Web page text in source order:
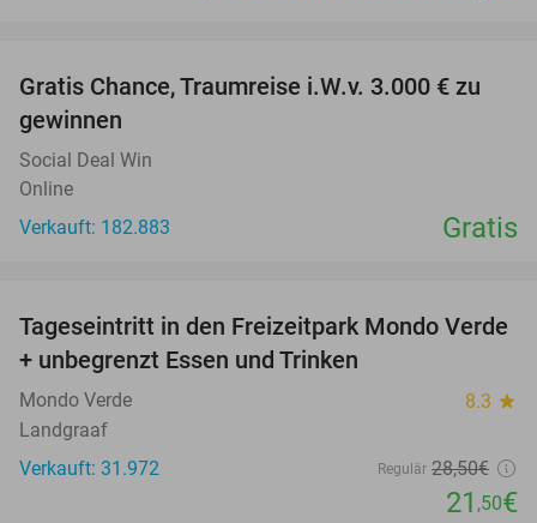
Gratis Chance, Traumreise i.W.v. 3.000 € zu
gewinnen
Social Deal Win
Online
Verkauft: 182.883
Gratis
25%
Tageseintritt in den Freizeitpark Mondo Verde
+ unbegrenzt Essen und Trinken
Mondo Verde 8.3 star
Landgraaf
Verkauft: 31.972
Regulär 28,50€
21 ,50€